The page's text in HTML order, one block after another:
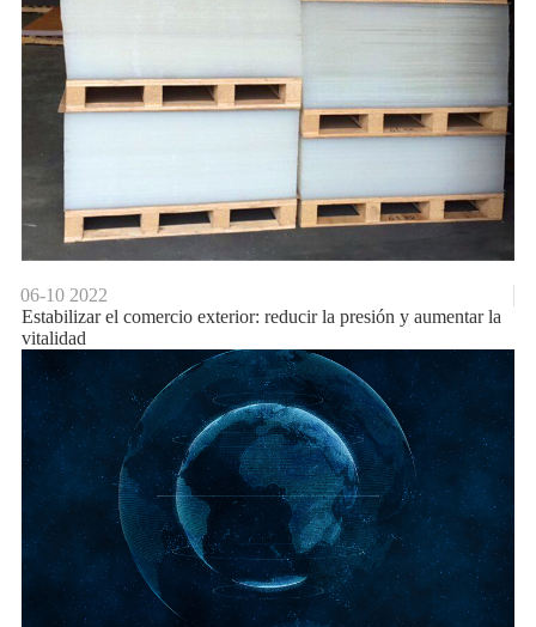
06-10 2022
Estabilizar el comercio exterior: reducir la presión y aumentar la
vitalidad